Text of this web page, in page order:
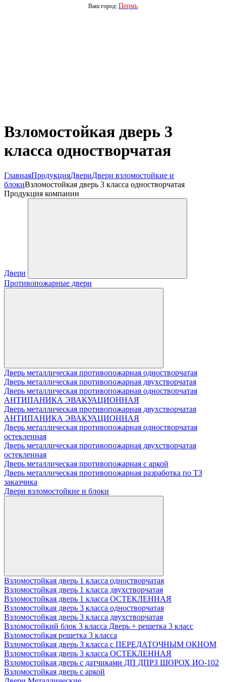
Ваш город: Пермь
Взломостойкая дверь 3
класса одностворчатая
ГлавнаяПродукцияДвериДвери взломостойкие и
блокиВзломостойкая дверь 3 класса одностворчатая
Продукция компании
Двери
Противопожарные двери
Дверь металлическая противопожарная одностворчатая
Дверь металлическая противопожарная двухстворчатая
Дверь металлическая противопожарная одностворчатая
АНТИПАНИКА ЭВАКУАЦИОННАЯ
Дверь металлическая противопожарная двухстворчатая
АНТИПАНИКА ЭВАКУАЦИОННАЯ
Дверь металлическая противопожарная одностворчатая
остекленная
Дверь металлическая противопожарная двухстворчатая
остекленная
Дверь металлическая противопожарная с аркой
Дверь металлическая противопожарная разработка по ТЗ
заказчика
Двери взломостойкие и блоки
Взломостойкая дверь 1 класса одностворчатая
Взломостойкая дверь 1 класса двухстворчатая
Взломостойкая дверь 1 класса ОСТЕКЛЕННАЯ
Взломостойкая дверь 3 класса одностворчатая
Взломостойкая дверь 3 класса двухстворчатая
Взломостойкий блок 3 класса Дверь + решетка 3 класс
Взломостойкая решетка 3 класса
Взломостойкая дверь 3 класса с ПЕРЕДАТОЧНЫМ ОКНОМ
Взломостойкая дверь 3 класса ОСТЕКЛЕННАЯ
Взломостойкая дверь с датчиками ДП ДПРЗ ШОРОХ ИО-102
Взломостойкая дверь с аркой